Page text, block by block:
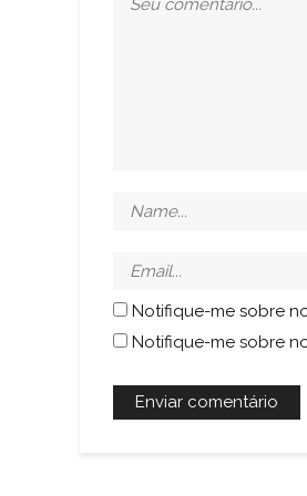
Notifique-me sobre
Notifique-me sobre